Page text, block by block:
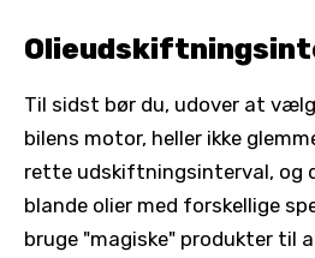
Til sidst bør du, udover at
bilens motor, heller ikke
rette udskiftningsinterval, og
blande olier med forskellige
bruge "magiske" produkter til